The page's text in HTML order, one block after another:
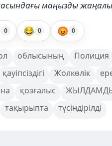
маңызды
0 😂 0 😡 0
облысының Полиция
қауіпсіздігі Жолкөлік
қозғалыс
тақырыпта түсіндірілді